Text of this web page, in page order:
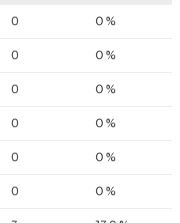
0 0 %
0 0 %
0 0 %
0 0 %
0 0 %
0 0 %